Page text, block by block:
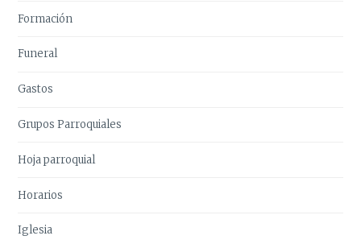
Formación
Funeral
Gastos
Grupos Parroquiales
Hoja parroquial
Horarios
Iglesia